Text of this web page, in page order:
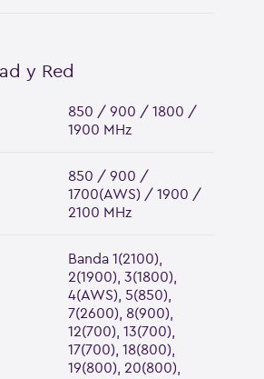
y Red
850 / 900 / 1800 /
1900 MHz
850 / 900 /
1700(AWS) / 1900 /
2100 MHz
Banda 1(2100),
2(1900), 3(1800),
4(AWS), 5(850),
7(2600), 8(900),
12(700), 13(700),
17(700), 18(800),
19(800), 20(800),